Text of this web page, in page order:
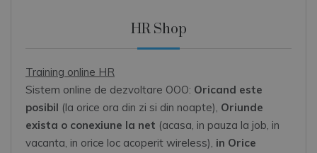
HR Shop
Training online HR
Sistem online de dezvoltare OOO: Oricand este
posibil (la orice ora din zi si din noapte), Oriunde
exista o conexiune la net (acasa, in pauza la job, in
vacanta, in orice loc acoperit wireless), in Orice